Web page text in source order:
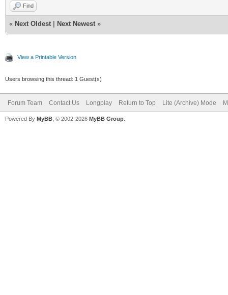
Find
« Next Oldest Next Newest »
View a Printable Version
Users browsing this thread: 1 Guest(s)
Forum Team Contact Us Longplay Return to Top Lite (Archive) Mode
Powered By MyBB , © 2002-2026 MyBB Group